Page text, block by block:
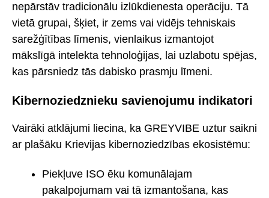
nepārstāv tradicionālu izlūkdienesta operāciju. Tā
vietā grupai, šķiet, ir zems vai vidējs tehniskais
sarežģītības līmenis, vienlaikus izmantojot
mākslīgā intelekta tehnoloģijas, lai uzlabotu spējas,
kas pārsniedz tās dabisko prasmju līmeni.
Kibernoziedznieku savienojumu indikatori
Vairāki atklājumi liecina, ka GREYVIBE uztur saikni
ar plašāku Krievijas kibernoziedzības ekosistēmu:
Piekļuve ISO ēku komunālajam
pakalpojumam vai tā izmantošana, kas